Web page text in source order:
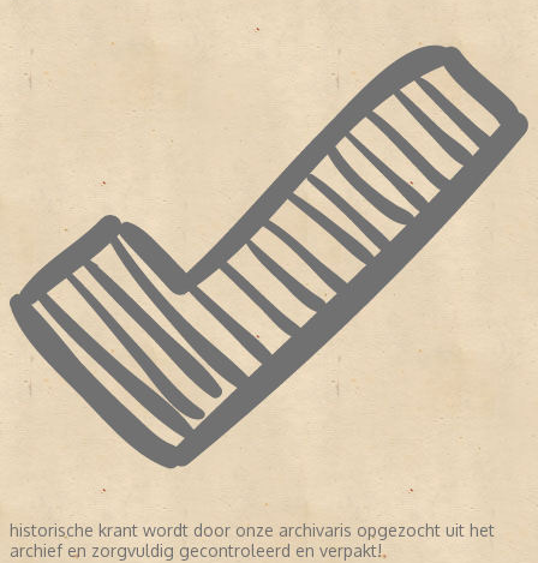
historische krant wordt door onze archivaris opgezocht uit het
archief en zorgvuldig gecontroleerd en verpakt!